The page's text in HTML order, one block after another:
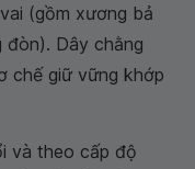
(gồm xương bả
đòn). Dây chằng
chế giữ vững khớp
và theo cấp độ